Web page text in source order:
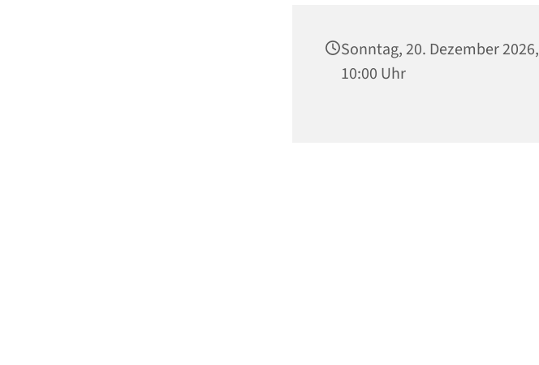
Sonntag, 20. Dezember 2026,
10:00 Uhr